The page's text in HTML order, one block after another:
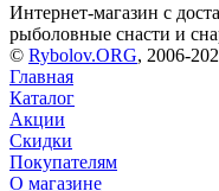
Интернет-магазин с
рыболовные снасти и
© Rybolov.ORG, 2006-
Главная
Каталог
Акции
Скидки
Покупателям
О магазине